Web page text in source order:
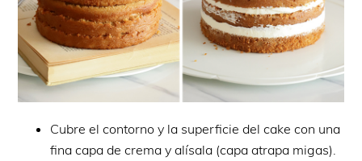
Cubre el contorno y la superficie del cake con una
fina capa de crema y alísala (capa atrapa migas).